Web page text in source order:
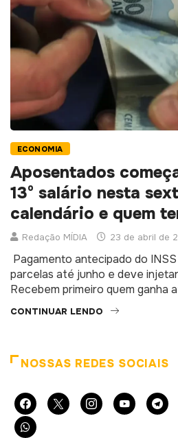
ECONOMIA
Aposentados
13º salário nesta
calendário e quem
Redação MÍDIA 23 de abril de
Pagamento antecipado do
parcelas até junho e deve
Recebem primeiro quem ganha
CONTINUAR LENDO
NOSSAS REDES SOCIAIS